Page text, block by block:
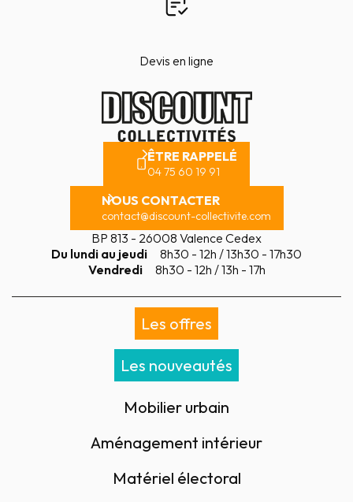
Devis en ligne
ÊTRE RAPPELÉ
04 75 60 19 91
NOUS CONTACTER
contact@discount-collectivite.com
BP 813 - 26008 Valence Cedex
Du lundi au jeudi
8h30 - 12h / 13h30 - 17h30
Vendredi
8h30 - 12h / 13h - 17h
Les offres
Les nouveautés
Mobilier urbain
Aménagement intérieur
Matériel électoral